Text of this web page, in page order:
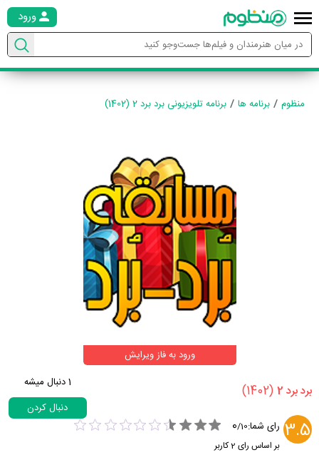
ورود
منظوم برنامه ها برنامه تلویزیونی برد برد 2 (1402)
ورود به فاز ویرایش
‏برد برد 2‏ (1402)
1دنبال میشه
دنبال کردن
3.5 رای شما: 0/10
بر اساس رای 2کاربر